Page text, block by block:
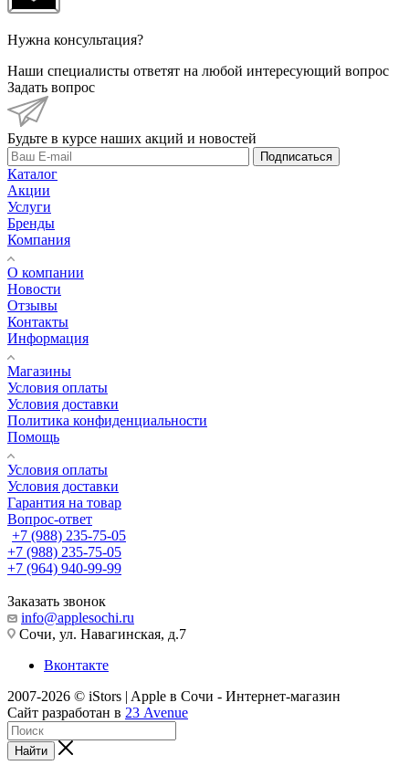
Нужна консультация?
Наши специалисты ответят на любой интересующий вопрос
Задать вопрос
Будьте в курсе наших акций и новостей
Подписаться
Каталог
Акции
Услуги
Бренды
Компания
О компании
Новости
Отзывы
Контакты
Информация
Магазины
Условия оплаты
Условия доставки
Политика конфиденциальности
Помощь
Условия оплаты
Условия доставки
Гарантия на товар
Вопрос-ответ
+7 (988) 235-75-05
+7 (988) 235-75-05
+7 (964) 940-99-99
Заказать звонок
info@applesochi.ru
Сочи, ул. Навагинская, д.7
Вконтакте
2007-2026 © iStors | Apple в Сочи - Интернет-магазин
Сайт разработан в 23 Avenue
Найти